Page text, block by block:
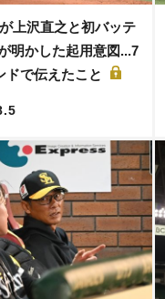
上沢直之と初バッテ
明かした起用意図...7
ドで伝えたこと